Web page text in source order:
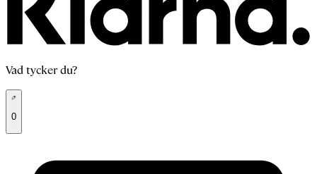
Vad tycker du?
0